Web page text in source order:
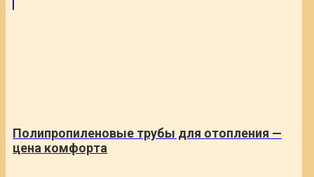
Полипропиленовые трубы для отопления —
цена комфорта